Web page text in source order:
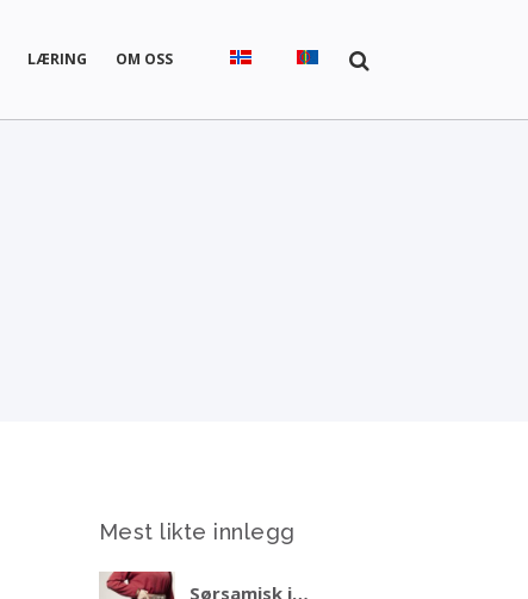
LÆRING OM OSS
Mest likte innlegg
Sørsamisk i